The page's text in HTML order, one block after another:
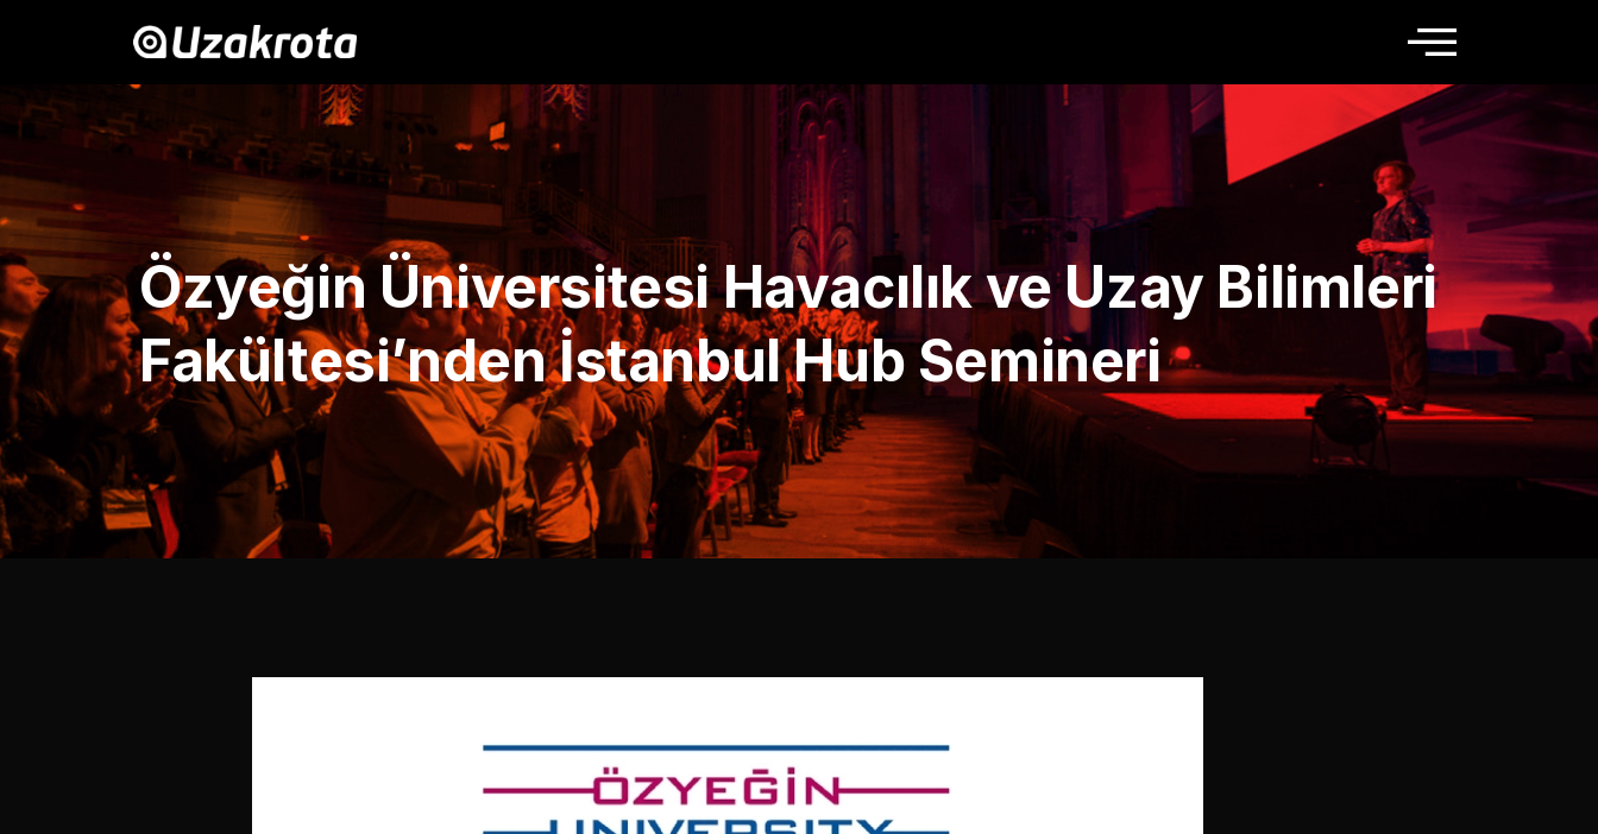
Özyeğin Üniversitesi Havacılık ve Uzay Bilimleri
Fakültesi’nden İstanbul Hub Semineri